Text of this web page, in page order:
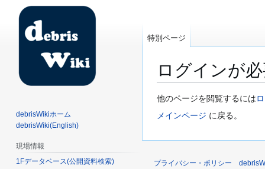
ログインが
ナ
ビ
ョ
検
索
他のページを閲覧するには
メインページ に戻る。
特別ページ
debrisWikiホーム
debrisWiki(English)
現場情報
1Fデータベース(公開資料検索)
プライバシー・ポリシー